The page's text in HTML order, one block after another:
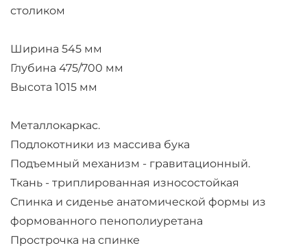
столиком
Ширина 545 мм
Глубина 475/700 мм
Высота 1015 мм
Металлокаркас.
Подлокотники из массива бука
Подъемный механизм - гравитационный.
Ткань - триплированная износостойкая
Спинка и сиденье анатомической формы из
формованного пенополиуретана
Прострочка на спинке